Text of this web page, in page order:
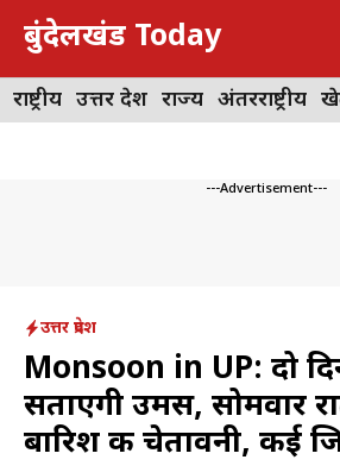
Skip
content
बुंदेलखंड Today
राष्ट्रीय उत्तर प्रदेश राज्य अंतरराष्ट्रीय
---Advertisement---
उत्तर प्रदेश
Monsoon in UP: दो
सताएगी उमस, सोमवार
बारिश की चेतावनी, कई